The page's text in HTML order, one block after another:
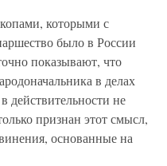
которыми с
было в России
показывают, что
в делах
действительности не
признан этот смысл,
основанные на